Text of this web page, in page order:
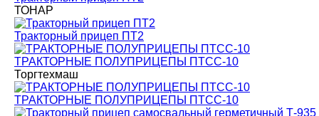
ТОНАР
Тракторный прицеп ПТ2
ТРАКТОРНЫЕ ПОЛУПРИЦЕПЫ ПТСС-10
Торгтехмаш
ТРАКТОРНЫЕ ПОЛУПРИЦЕПЫ ПТСС-10